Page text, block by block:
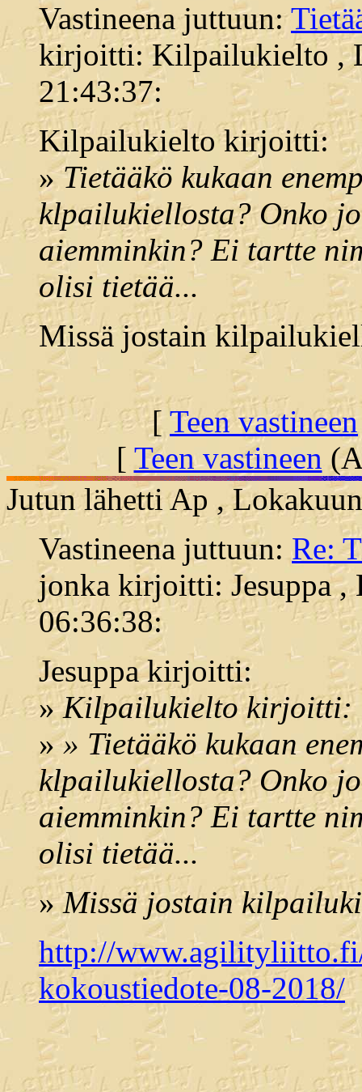
Vastineena juttuun:
kirjoitti: Kilpailukielto ,
21:43:37:
Kilpailukielto kirjoitti:
»Tietääkö kukaan
klpailukiellosta? Onko
aiemminkin? Ei tartte
olisi tietää...
Missä jostain
[ Teen vastineen
[ Teen vastineen
Jutun lähetti Ap ,
Vastineena juttuun: Re:
jonka kirjoitti: Jesuppa
06:36:38:
Jesuppa kirjoitti:
»Kilpailukielto kirjoitti:
»» Tietääkö kukaan
klpailukiellosta? Onko
aiemminkin? Ei tartte
olisi tietää...
»Missä jostain
http://
kokoustiedote-08-2018/